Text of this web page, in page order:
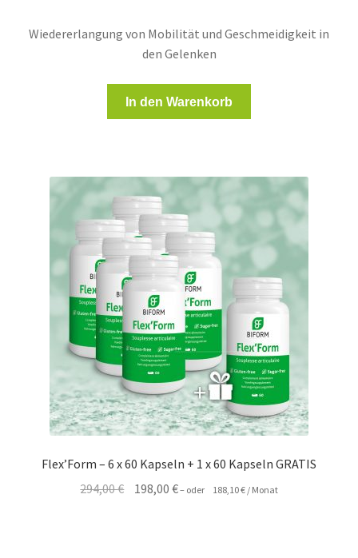
Wiedererlangung von Mobilität und Geschmeidigkeit in
den Gelenken
In den Warenkorb
Flex’Form – 6 x 60 Kapseln + 1 x 60 Kapseln GRATIS
294,00€ Ursprünglicher
198,00€Aktueller
– oder 188,10€ / Monat